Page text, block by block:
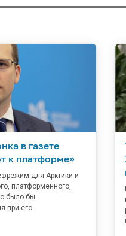
в газете
к платформе»
для Арктики и
платформенного,
было бы
при его